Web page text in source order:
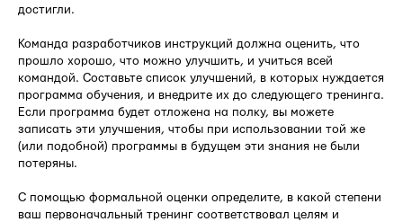
достигли.
Команда разработчиков инструкций должна оценить, что
прошло хорошо, что можно улучшить, и учиться всей
командой. Составьте список улучшений, в которых нуждается
программа обучения, и внедрите их до следующего тренинга.
Если программа будет отложена на полку, вы можете
записать эти улучшения, чтобы при использовании той же
(или подобной) программы в будущем эти знания не были
потеряны.
С помощью формальной оценки определите, в какой степени
ваш первоначальный тренинг соответствовал целям и